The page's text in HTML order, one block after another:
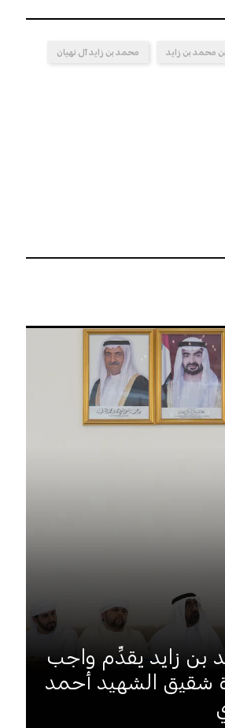
محمد بن زايد محمد بن زايد آل نهيان
بن زايد يقدِّم واجب
شقيق الشهيد أحمد